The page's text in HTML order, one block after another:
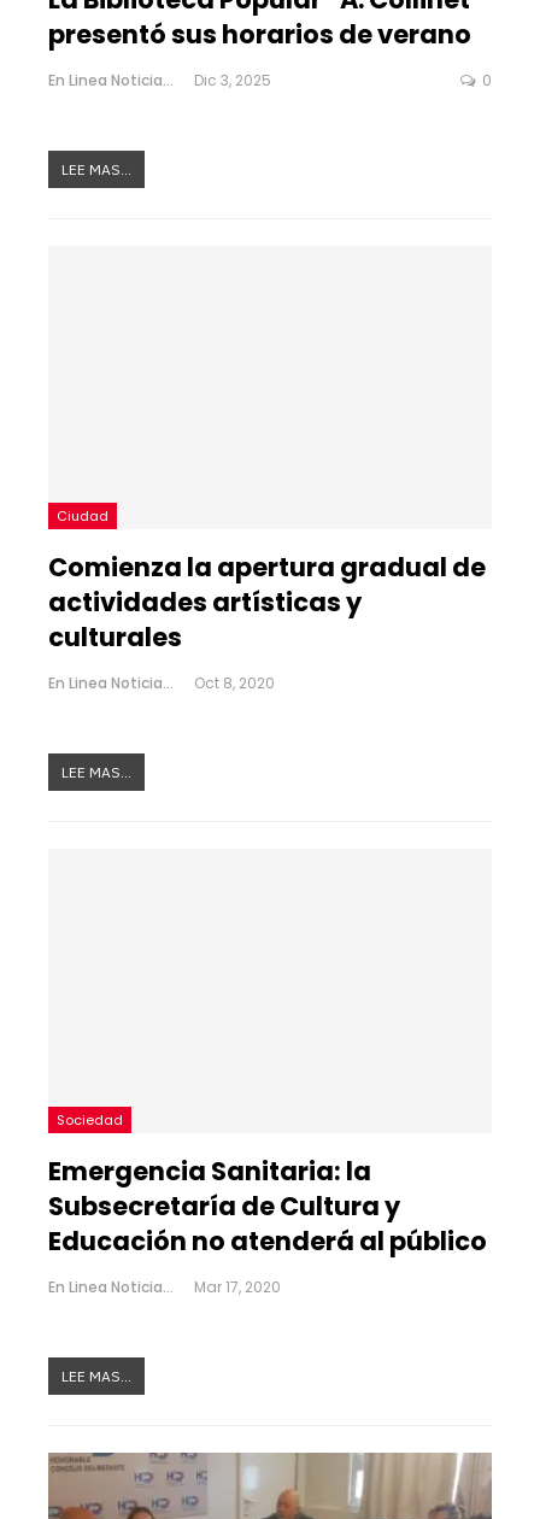
presentó sus horarios de verano
En Linea Noticias Dic 3, 2025 0
LEE MAS...
Ciudad
Comienza la apertura gradual de
actividades artísticas y
culturales
En Linea Noticias Oct 8, 2020
LEE MAS...
Sociedad
Emergencia Sanitaria: la
Subsecretaría de Cultura y
Educación no atenderá al público
En Linea Noticias Mar 17, 2020
LEE MAS...